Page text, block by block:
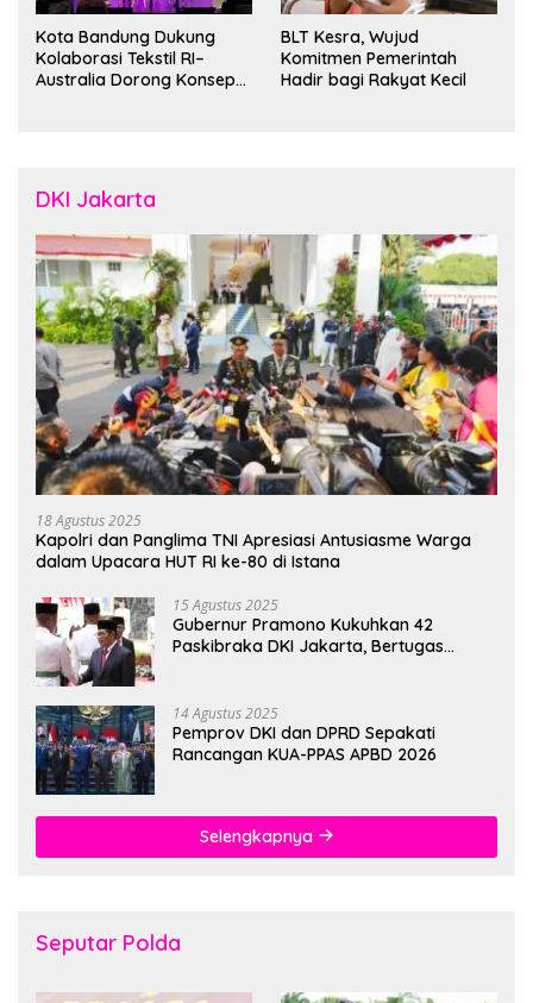
Kota Bandung Dukung
Kolaborasi Tekstil RI–
Australia Dorong Konsep
BLT Kesra, Wujud
Komitmen Pemerintah
Hadir bagi Rakyat Kecil
DKI Jakarta
18 Agustus 2025
Kapolri dan Panglima TNI Apresiasi Antusiasme Warga
dalam Upacara HUT RI ke-80 di Istana
15 Agustus 2025
Gubernur Pramono Kukuhkan 42
Paskibraka DKI Jakarta, Bertugas
14 Agustus 2025
Pemprov DKI dan DPRD Sepakati
Rancangan KUA-PPAS APBD 2026
Selengkapnya
Seputar Polda